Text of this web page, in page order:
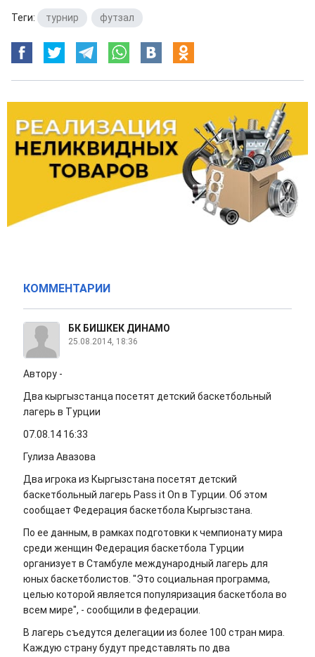
Теги: турнир футзал
КОММЕНТАРИИ
БК БИШКЕК ДИНАМО
25.08.2014, 18:36
Автору -
Два кыргызстанца посетят детский баскетбольный
лагерь в Турции
07.08.14 16:33
Гулиза Авазова
Два игрока из Кыргызстана посетят детский
баскетбольный лагерь Pass it Оn в Турции. Об этом
сообщает Федерация баскетбола Кыргызстана.
По ее данным, в рамках подготовки к чемпионату мира
среди женщин Федерация баскетбола Турции
организует в Стамбуле международный лагерь для
юных баскетболистов. "Это социальная программа,
целью которой является популяризация баскетбола во
всем мире", - сообщили в федерации.
В лагерь съедутся делегации из более 100 стран мира.
Каждую страну будут представлять по два